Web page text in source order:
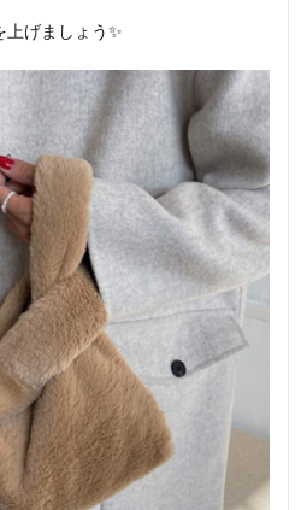
げましょう✨